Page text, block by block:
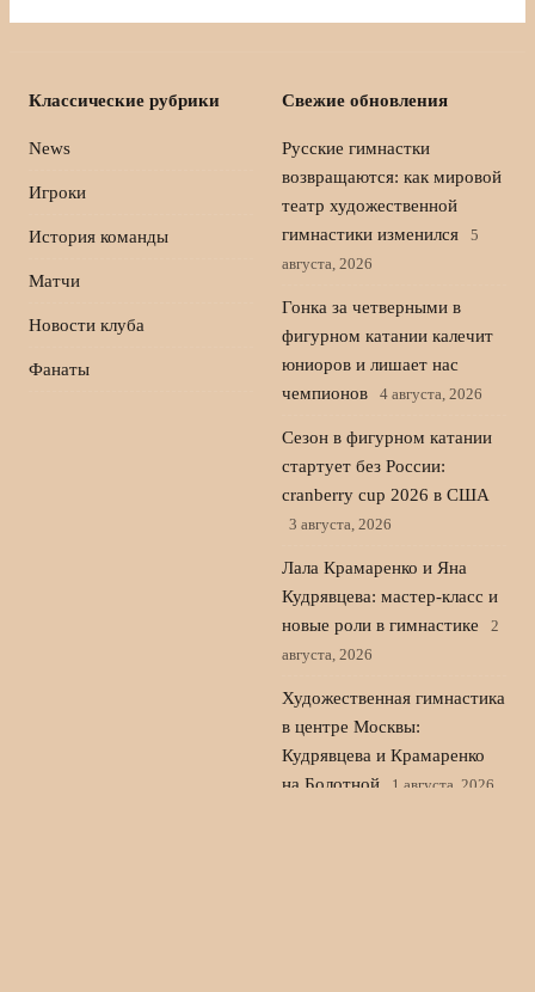
Классические рубрики
News
Игроки
История команды
Матчи
Новости клуба
Фанаты
Свежие обновления
Русские гимнастки
возвращаются: как мировой
театр художественной
гимнастики изменился
5
августа, 2026
Гонка за четверными в
фигурном катании калечит
юниоров и лишает нас
чемпионов
4 августа, 2026
Сезон в фигурном катании
стартует без России:
cranberry cup 2026 в США
3 августа, 2026
Лала Крамаренко и Яна
Кудрявцева: мастер-класс и
новые роли в гимнастике
2
августа, 2026
Художественная гимнастика
в центре Москвы:
Кудрявцева и Крамаренко
на Болотной
1 августа, 2026